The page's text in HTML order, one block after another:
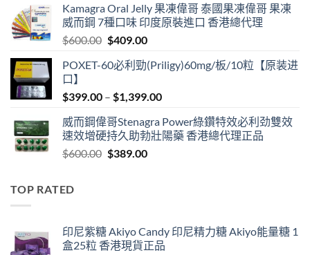
was:
$599.00.
is:
$399.00.
Kamagra Oral Jelly 果凍偉哥 泰國果凍偉哥 果凍
威而鋼 7種口味 印度原裝進口 香港總代理
$600.00 Original
was:
$409.00Current
is:
POXET-60必利勁(Priligy)60mg/板/10粒【原装进
口】
$399.00 – $1,399.00Price
$399.00
through
威而鋼偉哥Stenagra Power綠鑽特效必利劲雙效
速效增硬持久助勃壯陽藥 香港總代理正品
$600.00 Original
$389.00Current
TOP RATED
印尼紫糖 Akiyo Candy 印尼精力糖 Akiyo能量糖 1
盒25粒 香港現貨正品